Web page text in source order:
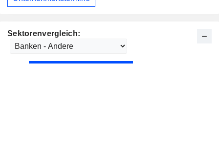
Sektorenvergleich: